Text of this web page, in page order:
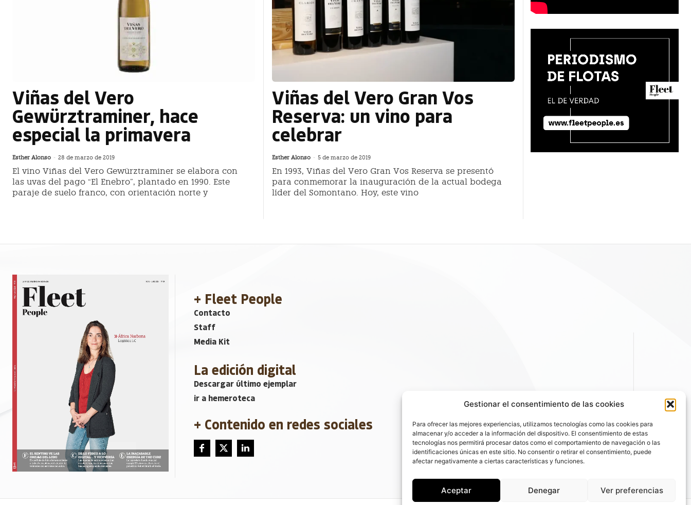
Gestionar el consentimiento de las cookies
Para ofrecer las mejores experiencias, utilizamos tecnologías como las cookies para
almacenar y/o acceder a la información del dispositivo. El consentimiento de estas
tecnologías nos permitirá procesar datos como el comportamiento de navegación o las
identificaciones únicas en este sitio. No consentir o retirar el consentimiento, puede
afectar negativamente a ciertas características y funciones.
Aceptar Denegar Ver preferencias
Viñas del Vero
Gewürztraminer, hace
especial la primavera
Esther Alonso - 28 de marzo de 2019
El vino Viñas del Vero Gewürztraminer se elabora con
las uvas del pago “El Enebro”, plantado en 1990. Este
paraje de suelo franco, con orientación norte y
Viñas del Vero Gran Vos
Reserva: un vino para
celebrar
Esther Alonso - 5 de marzo de 2019
En 1993, Viñas del Vero Gran Vos Reserva se presentó
para conmemorar la inauguración de la actual bodega
líder del Somontano. Hoy, este vino
+ Fleet People
Contacto
Staff
Media Kit
La edición digital
Descargar último ejemplar
ir a hemeroteca
+ Contenido en redes sociales